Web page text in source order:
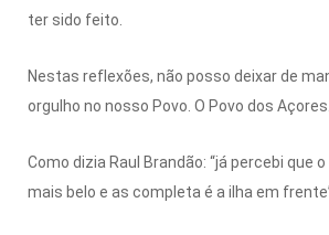
ter sido feito.
Nestas reflexões, não posso deixar de
orgulho no nosso Povo. O Povo dos Açores.
Como dizia Raul Brandão: “já percebi que
mais belo e as completa é a ilha em